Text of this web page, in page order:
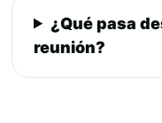
¿Qué pasa
reunión?